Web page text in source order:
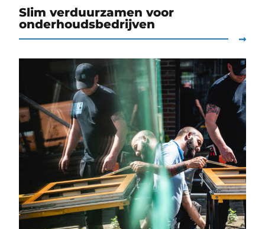
Slim verduurzamen voor
onderhoudsbedrijven